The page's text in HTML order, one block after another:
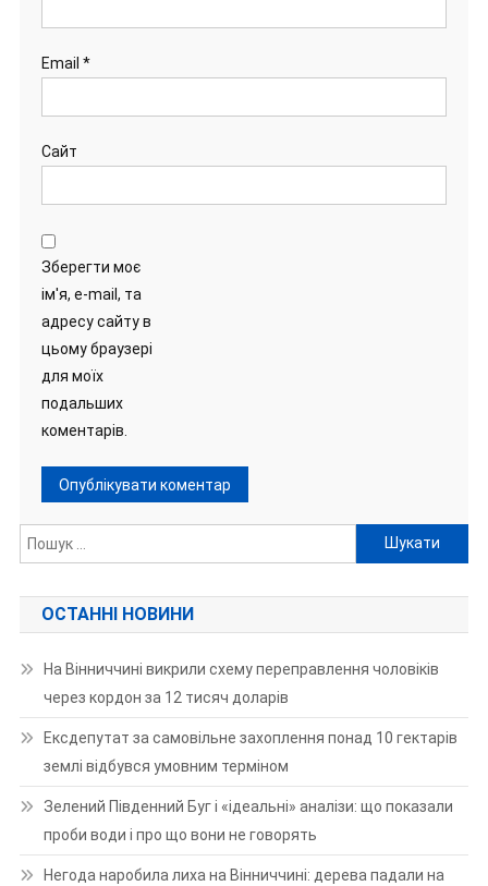
Email *
Сайт
Зберегти моє
ім'я, e-mail, та
адресу сайту в
цьому браузері
для моїх
подальших
коментарів.
Пошук:
ОСТАННІ НОВИНИ
На Вінниччині викрили схему переправлення чоловіків
через кордон за 12 тисяч доларів
Ексдепутат за самовільне захоплення понад 10 гектарів
землі відбувся умовним терміном
Зелений Південний Буг і «ідеальні» аналізи: що показали
проби води і про що вони не говорять
Негода наробила лиха на Вінниччині: дерева падали на